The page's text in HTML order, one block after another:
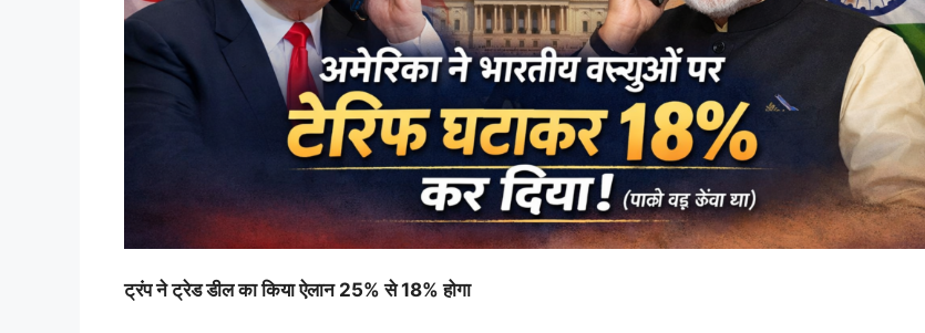
ट्रंप ने ट्रेड डील का किया ऐलान 25% से 18% होगा